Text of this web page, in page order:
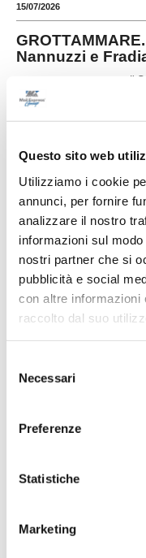
Questo sito web
Utilizziamo i cookie
annunci, per fornire
analizzare il nostro
informazioni sul
nostri partner che si
pubblicità e social
con altre informazioni
raccolto dal suo
delNecessari
Preferenze
Statistiche
Marketing
15/07/2026
Nannuzzi e
Il
di
Simo
14/07/2026
MONTICELLI.
Mariani Gibellieri
ASCOLI PICENO. Il
saranno due calciatori del
prossima stagione.
Tr...leggi
12/07/2026
prossima stagione
11/07/2026